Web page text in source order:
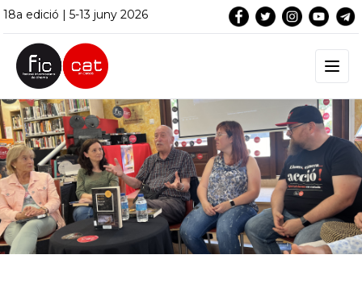
18a edició | 5-13 juny 2026